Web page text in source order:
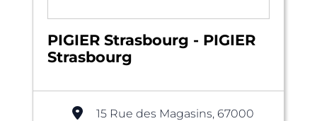
PIGIER Strasbourg - PIGIER
Strasbourg
15 Rue des Magasins, 67000